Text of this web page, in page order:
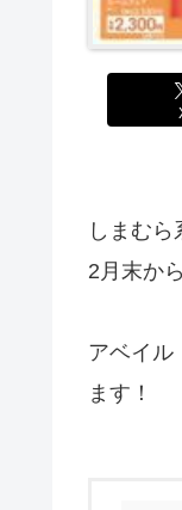
しまむ
2月末か
アベイル
ます！